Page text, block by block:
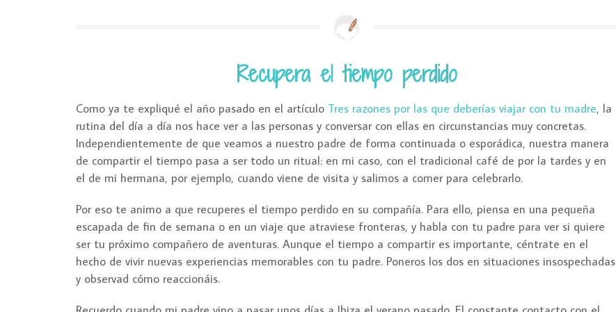
Recupera el tiempo perdido
Como ya te expliqué el año pasado en el artículo Tres razones por las que deberías viajar con tu madre, la
rutina del día a día nos hace ver a las personas y conversar con ellas en circunstancias muy concretas.
Independientemente de que veamos a nuestro padre de forma continuada o esporádica, nuestra manera
de compartir el tiempo pasa a ser todo un ritual: en mi caso, con el tradicional café de por la tardes y en
el de mi hermana, por ejemplo, cuando viene de visita y salimos a comer para celebrarlo.
Por eso te animo a que recuperes el tiempo perdido en su compañía. Para ello, piensa en una pequeña
escapada de fin de semana o en un viaje que atraviese fronteras, y habla con tu padre para ver si quiere
ser tu próximo compañero de aventuras. Aunque el tiempo a compartir es importante, céntrate en el
hecho de vivir nuevas experiencias memorables con tu padre. Poneros los dos en situaciones insospechadas
y observad cómo reaccionáis.